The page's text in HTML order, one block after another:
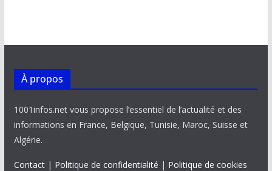
À propos
1001infos.net vous propose l’essentiel de l’actualité et des
informations en France, Belgique, Tunisie, Maroc, Suisse et
Algérie.
Contact| Politique de confidentialité | Politique de cookies